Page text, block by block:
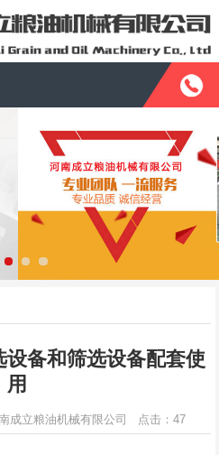
备和筛选设备配套使
用
成立粮油机械有限公司 点击：47